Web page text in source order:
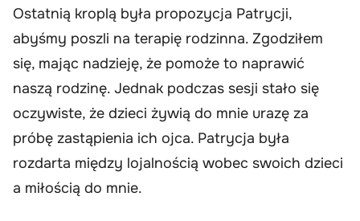
Ostatnią kroplą była propozycja Patrycji,
abyśmy poszli na terapię rodzinna. Zgodziłem
się, mając nadzieję, że pomoże to naprawić
naszą rodzinę. Jednak podczas sesji stało się
oczywiste, że dzieci żywią do mnie urazę za
próbę zastąpienia ich ojca. Patrycja była
rozdarta między lojalnością wobec swoich dzieci
a miłością do mnie.